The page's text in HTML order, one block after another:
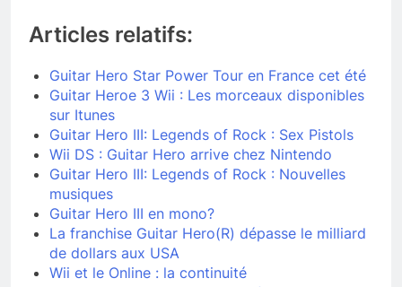
Articles relatifs:
Guitar Hero Star Power Tour en France cet été
Guitar Heroe 3 Wii : Les morceaux disponibles
sur Itunes
Guitar Hero III: Legends of Rock : Sex Pistols
Wii DS : Guitar Hero arrive chez Nintendo
Guitar Hero III: Legends of Rock : Nouvelles
musiques
Guitar Hero III en mono?
La franchise Guitar Hero(R) dépasse le milliard
de dollars aux USA
Wii et le Online : la continuité